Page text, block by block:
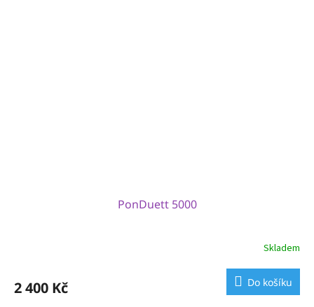
PonDuett 5000
Skladem
2 400 Kč Do košíku